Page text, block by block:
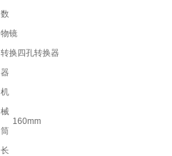
数
物镜
转换
器
四孔转换器
机
械
筒
长
160mm